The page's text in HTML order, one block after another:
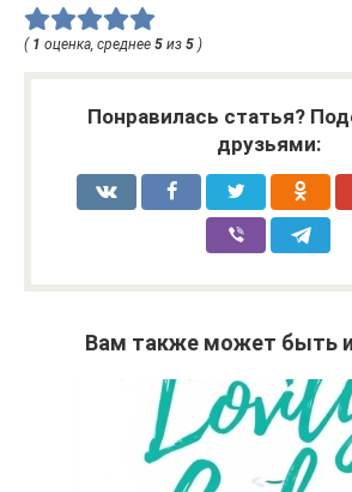
( 1 оценка, среднее 5 из 5 )
Понравилась статья?
друзьями:
Вам также может быть